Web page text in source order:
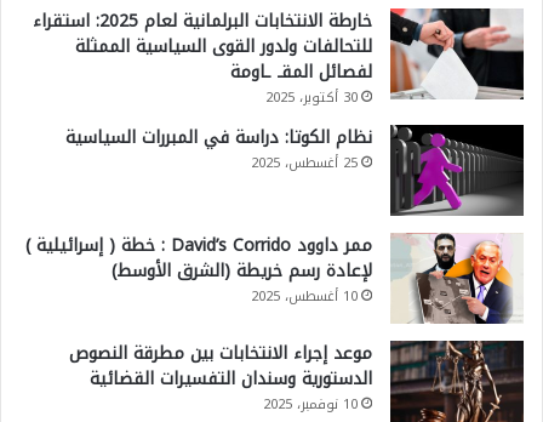
ي
ف
ل
أ
ز
ت
ا
ل
خارطة الانتخابات البرلمانية لعام 2025: استقراء
للتحالفات ولدور القوى السياسية الممثلة
لفصائل المقـ ـاومة
30 أكتوبر، 2025
نظام الكوتا: دراسة في المبررات السياسية
25 أغسطس، 2025
ممر داوود David’s Corrido : خطة ( إسرائيلية )
لإعادة رسم خريطة (الشرق الأوسط)
10 أغسطس، 2025
موعد إجراء الانتخابات بين مطرقة النصوص
الدستورية وسندان التفسيرات القضائية
10 نوفمبر، 2025